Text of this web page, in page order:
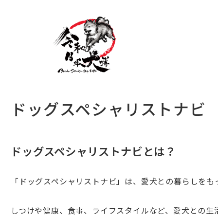
ドッグスペシャリストナビ
ドッグスペシャリストナビとは？
「ドッグスペシャリストナビ」は、愛犬との暮らしを
しつけや健康、食事、ライフスタイルなど、愛犬との